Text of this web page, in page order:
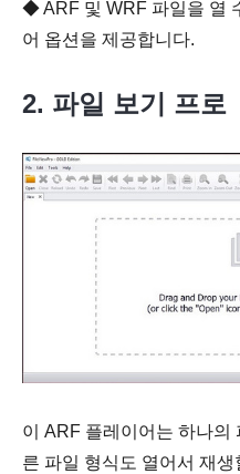
◆ ARF 및 WRF 파일을 열
어 옵션을 제공합니다.
2. 파일 보기 프로
이 ARF 플레이어는 하나의
른 파일 형식도 열어서 재